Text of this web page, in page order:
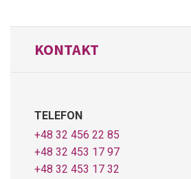
KONTAKT
TELEFON
+48 32 456 22 85
+48 32 453 17 97
+48 32 453 17 32